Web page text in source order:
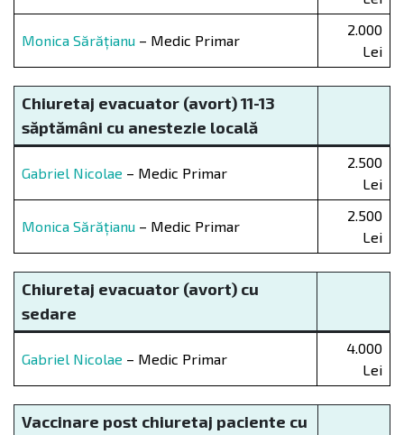
Monica Sărățianu – Medic Primar
2.000
Lei
Chiuretaj evacuator (avort) 11-13
săptămâni cu anestezie locală
Gabriel Nicolae – Medic Primar
2.500
Lei
Monica Sărățianu – Medic Primar
2.500
Lei
Chiuretaj evacuator (avort) cu
sedare
Gabriel Nicolae – Medic Primar
4.000
Lei
Vaccinare post chiuretaj paciente cu